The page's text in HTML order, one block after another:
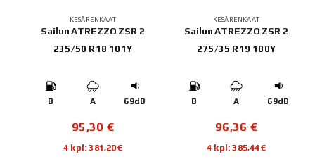
KESÄRENKAAT
Sailun ATREZZO ZSR 2
235/50 R18 101Y
B A 69dB
95,30 €
4 kpl: 381,20€
KESÄRENKAAT
Sailun ATREZZO ZSR 2
275/35 R19 100Y
B A 69dB
96,36 €
4 kpl: 385,44€